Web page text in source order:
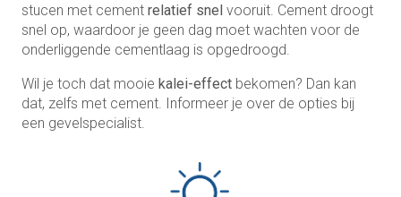
stucen met cement relatief snel vooruit. Cement droogt
snel op, waardoor je geen dag moet wachten voor de
onderliggende cementlaag is opgedroogd.
Wil je toch dat mooie kalei-effect bekomen? Dan kan
dat, zelfs met cement. Informeer je over de opties bij
een gevelspecialist.